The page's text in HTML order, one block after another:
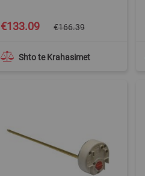
Shto te Krahasimet
Special
Price
€133.09 €166.39